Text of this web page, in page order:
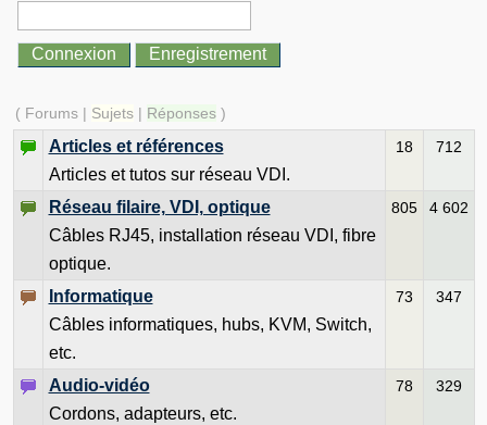
( Forums | Sujets| Réponses)
Articles et références
Articles et tutos sur réseau VDI.
18 712
Réseau filaire, VDI, optique
Câbles RJ45, installation réseau VDI, fibre
optique.
805 4 602
Informatique
Câbles informatiques, hubs, KVM, Switch,
etc.
73 347
Audio-vidéo
Cordons, adapteurs, etc.
78 329